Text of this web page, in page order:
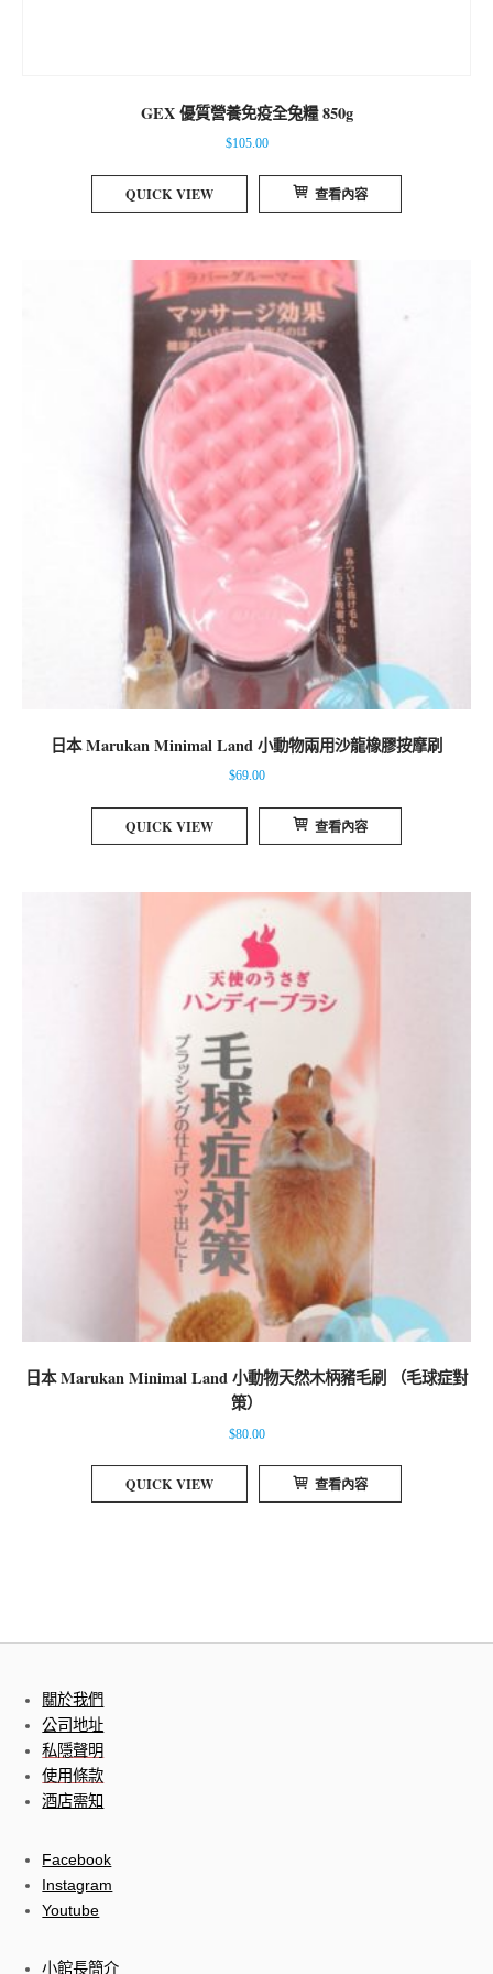
GEX 優質營養免疫全兔糧 850g
$105.00
QUICK VIEW 查看內容
日本 Marukan Minimal Land 小動物兩用沙龍橡膠按摩刷
$69.00
QUICK VIEW 查看內容
日本 Marukan Minimal Land 小動物天然木柄豬毛刷 （毛球症對
策）
$80.00
QUICK VIEW 查看內容
關於我們
公司地址
私隱聲明
使用條款
酒店需知
Facebook
Instagram
Youtube
小館長簡介